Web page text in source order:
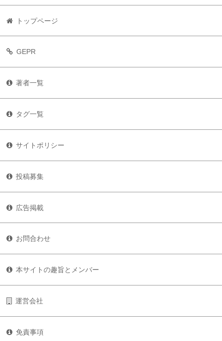
トップページ
GEPR
著者一覧
タグ一覧
サイトポリシー
投稿募集
広告掲載
お問合わせ
本サイトの趣旨とメンバー
運営会社
免責事項